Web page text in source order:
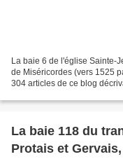
La baie 6 de l'église Sainte-
de Miséricordes (vers 1525
304 articles de ce blog
La baie 118 du
Protais et